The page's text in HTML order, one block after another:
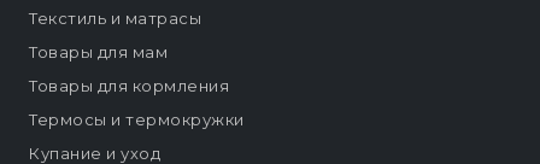
Текстиль и матрасы
Товары для мам
Товары для кормления
Термосы и термокружки
Купание и уход